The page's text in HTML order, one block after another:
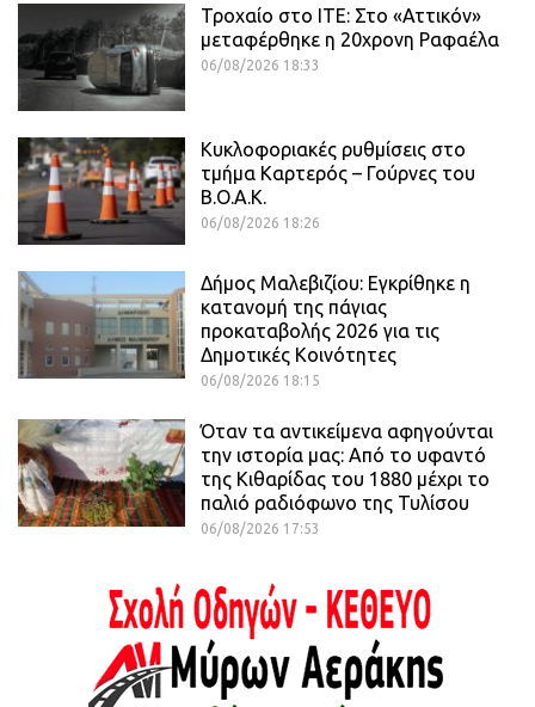
Τροχαίο στο ΙΤΕ: Στο «Αττικόν»
μεταφέρθηκε η 20χρονη Ραφαέλα
06/08/2026 18:33
Κυκλοφοριακές ρυθμίσεις στο
τμήμα Καρτερός – Γούρνες του
Β.Ο.Α.Κ.
06/08/2026 18:26
Δήμος Μαλεβιζίου: Εγκρίθηκε η
κατανομή της πάγιας
προκαταβολής 2026 για τις
Δημοτικές Κοινότητες
06/08/2026 18:15
Όταν τα αντικείμενα αφηγούνται
την ιστορία μας: Από το υφαντό
της Κιθαρίδας του 1880 μέχρι το
παλιό ραδιόφωνο της Τυλίσου
06/08/2026 17:53